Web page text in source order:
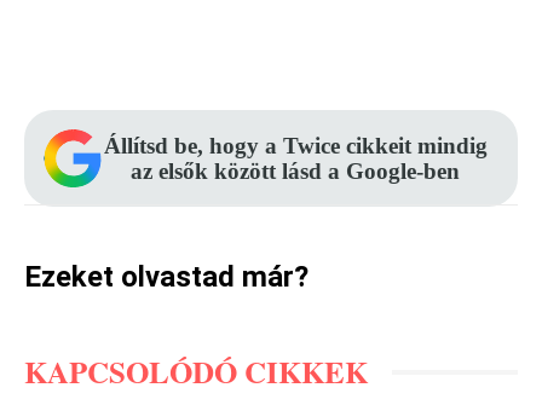
Állítsd be, hogy a Twice cikkeit mindig
az elsők között lásd a Google-ben
Ezeket olvastad már?
KAPCSOLÓDÓ CIKKEK